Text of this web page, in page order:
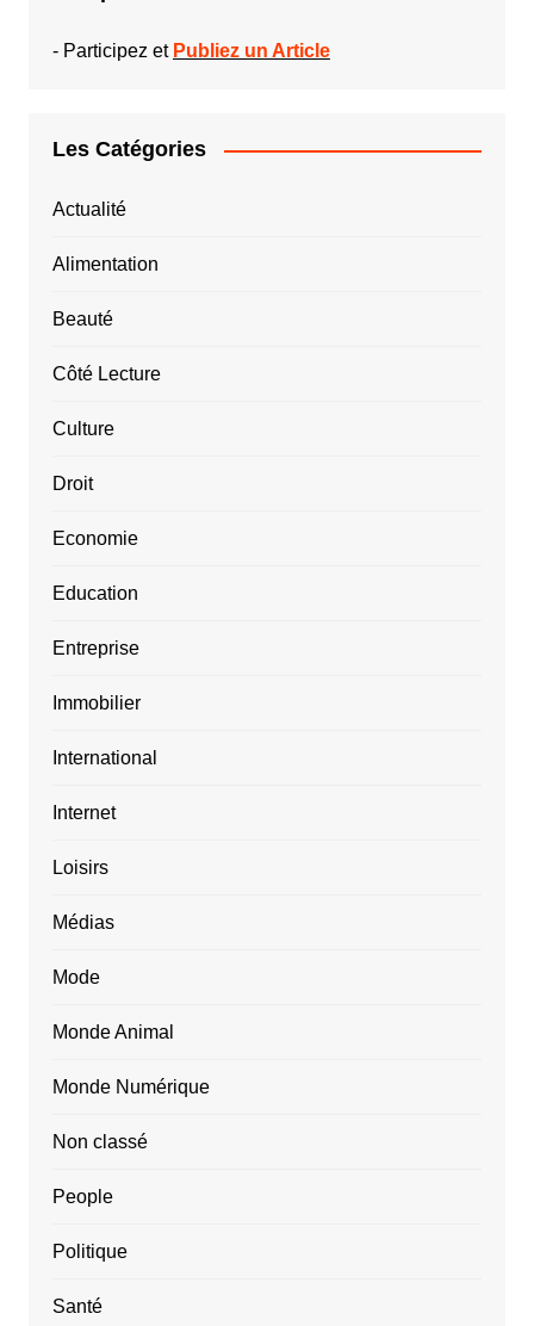
- Participez et Publiez un Article
Les Catégories
Actualité
Alimentation
Beauté
Côté Lecture
Culture
Droit
Economie
Education
Entreprise
Immobilier
International
Internet
Loisirs
Médias
Mode
Monde Animal
Monde Numérique
Non classé
People
Politique
Santé